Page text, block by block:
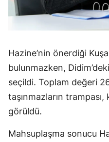
Hazine’nin önerdiği
bulunmazken,
seçildi. Toplam değeri
taşınmazların
görüldü.
Mahsuplaşma sonucu